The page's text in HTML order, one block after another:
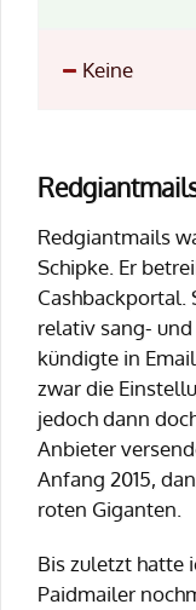
Keine
Redgiantmails
Schipke. Er
Cashbackportal.
relativ sang-
kündigte in
zwar die
jedoch dann
Anbieter
Anfang 2015,
roten Giganten.
Bis zuletzt hatte
Paidmailer